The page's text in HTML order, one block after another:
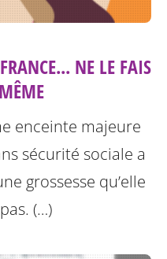
NE LE FAIS
enceinte majeure
sécurité sociale a
grossesse qu’elle
(…)